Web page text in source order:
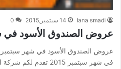
lana smadi 14 سبتمبر,2015 0
عروض الصندوق الأسود في شهر
في شهر سبتمبر 2015 تقدم لكم شركة الصندوق الأسود عروضا…